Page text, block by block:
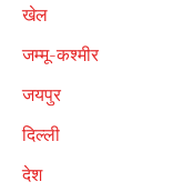
खेल
जम्मू-कश्मीर
जयपुर
दिल्ली
देश